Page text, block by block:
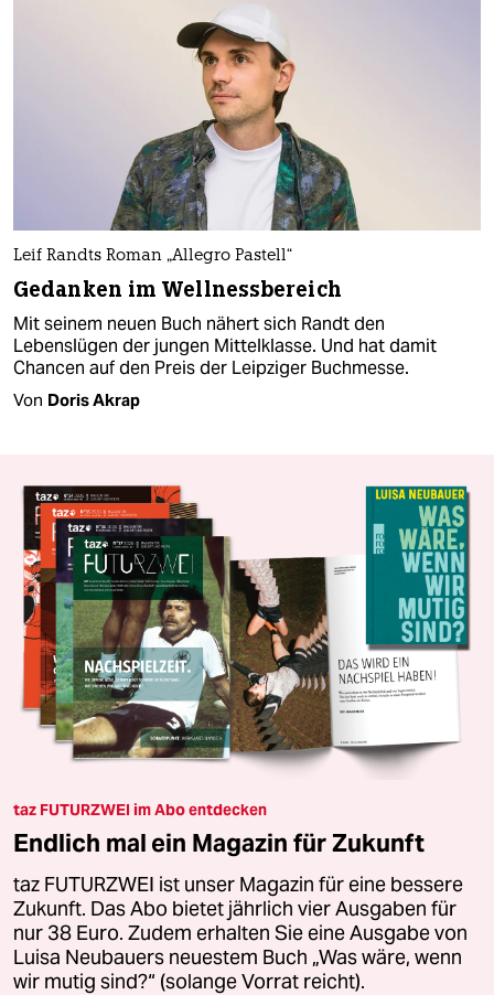
Leif Randts Roman „Allegro Pastell“
Gedanken im Wellnessbereich
Mit seinem neuen Buch nähert sich Randt den
Lebenslügen der jungen Mittelklasse. Und hat damit
Chancen auf den Preis der Leipziger Buchmesse.
Von Doris Akrap
taz FUTURZWEI im Abo entdecken
Endlich mal ein Magazin für Zukunft
taz FUTURZWEI ist unser Magazin für eine bessere
Zukunft. Das Abo bietet jährlich vier Ausgaben für
nur 38 Euro. Zudem erhalten Sie eine Ausgabe von
Luisa Neubauers neuestem Buch „Was wäre, wenn
wir mutig sind?“ (solange Vorrat reicht).